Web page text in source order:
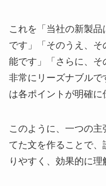
これを「当社の新製
です」「そのうえ、
能です」「さらに、
非常にリーズナブルで
は各ポイントが明確に
このように、一つの
てた文を作ることで
りやすく、効果的に理